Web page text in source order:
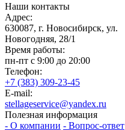
Наши контакты
Адрес:
630087, г. Новосибирск, ул.
Новогодняя, 28/1
Время работы:
пн-пт с 9:00 до 20:00
Телефон:
+7 (383) 309-23-45
E-mail:
stellageservice@yandex.ru
Полезная информация
- О компании - Вопрос-ответ